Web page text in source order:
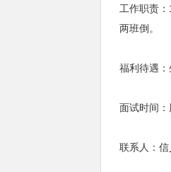
工作职责
两班倒。
福利待遇
面试时间
联系人：